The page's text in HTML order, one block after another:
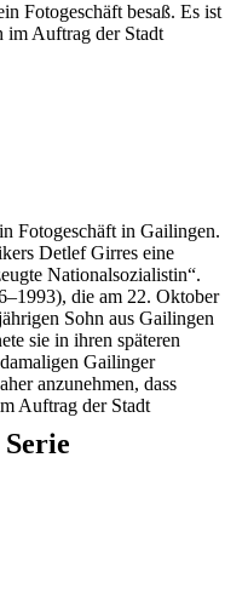
Fotogeschäft besaß. Es ist
im Auftrag der Stadt
Fotogeschäft in Gailingen.
Detlef Girres eine
Nationalsozialistin“.
die am 22. Oktober
Sohn aus Gailingen
sie in ihren späteren
Gailinger
anzunehmen, dass
Auftrag der Stadt